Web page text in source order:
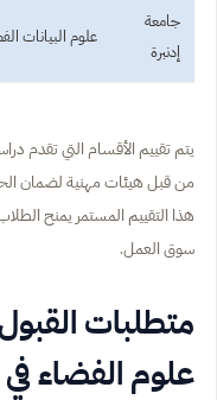
جامعة
إدنبرة
علوم البيانات
يتم تقييم الأقسام التي تقدم
من قبل هيئات مهنية لضمان
هذا التقييم المستمر يمنح
سوق العمل.
متطلبات
علوم الفضاء